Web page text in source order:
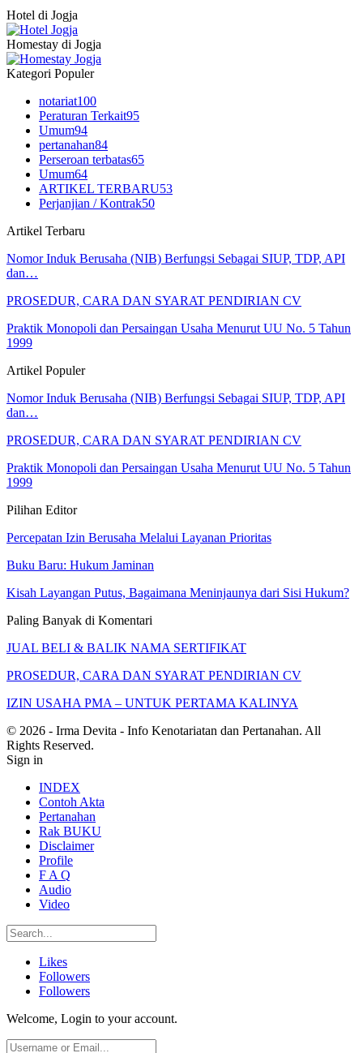
Hotel di Jogja
Homestay di Jogja
Kategori Populer
notariat100
Peraturan Terkait95
Umum94
pertanahan84
Perseroan terbatas65
Umum64
ARTIKEL TERBARU53
Perjanjian / Kontrak50
Artikel Terbaru
Nomor Induk Berusaha (NIB) Berfungsi Sebagai SIUP, TDP, API
dan…
PROSEDUR, CARA DAN SYARAT PENDIRIAN CV
Praktik Monopoli dan Persaingan Usaha Menurut UU No. 5 Tahun
1999
Artikel Populer
Nomor Induk Berusaha (NIB) Berfungsi Sebagai SIUP, TDP, API
dan…
PROSEDUR, CARA DAN SYARAT PENDIRIAN CV
Praktik Monopoli dan Persaingan Usaha Menurut UU No. 5 Tahun
1999
Pilihan Editor
Percepatan Izin Berusaha Melalui Layanan Prioritas
Buku Baru: Hukum Jaminan
Kisah Layangan Putus, Bagaimana Meninjaunya dari Sisi Hukum?
Paling Banyak di Komentari
JUAL BELI & BALIK NAMA SERTIFIKAT
PROSEDUR, CARA DAN SYARAT PENDIRIAN CV
IZIN USAHA PMA – UNTUK PERTAMA KALINYA
© 2026 - Irma Devita - Info Kenotariatan dan Pertanahan. All
Rights Reserved.
Sign in
INDEX
Contoh Akta
Pertanahan
Rak BUKU
Disclaimer
Profile
F A Q
Audio
Video
Likes
Followers
Followers
Welcome, Login to your account.